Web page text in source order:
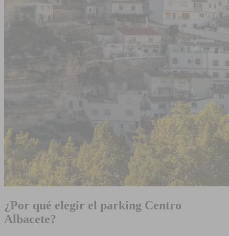
¿Por qué elegir el parking Centro
Albacete?